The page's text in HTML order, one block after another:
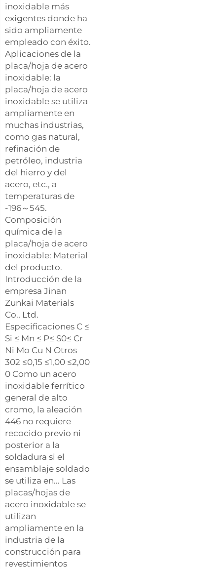
inoxidable más
exigentes donde ha
sido ampliamente
empleado con éxito.
Aplicaciones de la
placa/hoja de acero
inoxidable: la
placa/hoja de acero
inoxidable se utiliza
ampliamente en
muchas industrias,
como gas natural,
refinación de
petróleo, industria
del hierro y del
acero, etc., a
temperaturas de
-196～545.
Composición
química de la
placa/hoja de acero
inoxidable: Material
del producto.
Introducción de la
empresa Jinan
Zunkai Materials
Co., Ltd.
Especificaciones C ≤
Si ≤ Mn ≤ P≤ S0≤ Cr
Ni Mo Cu N Otros
302 ≤0,15 ≤1,00 ≤2,00
0 Como un acero
inoxidable ferrítico
general de alto
cromo, la aleación
446 no requiere
recocido previo ni
posterior a la
soldadura si el
ensamblaje soldado
se utiliza en... Las
placas/hojas de
acero inoxidable se
utilizan
ampliamente en la
industria de la
construcción para
revestimientos